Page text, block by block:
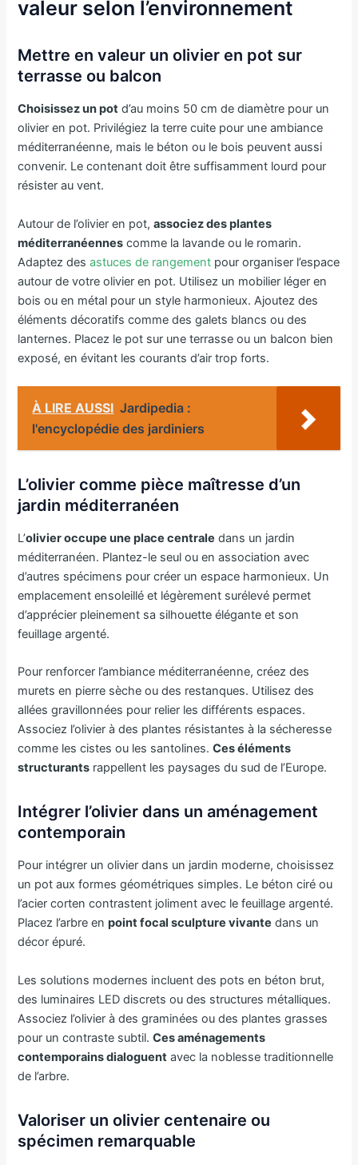
valeur selon l’environnement
Mettre en valeur un olivier en pot sur
terrasse ou balcon
Choisissez un pot d’au moins 50 cm de diamètre pour un
olivier en pot. Privilégiez la terre cuite pour une ambiance
méditerranéenne, mais le béton ou le bois peuvent aussi
convenir. Le contenant doit être suffisamment lourd pour
résister au vent.
Autour de l’olivier en pot,associez des plantes
méditerranéennes comme la lavande ou le romarin.
Adaptez desastuces de rangement pour organiser l’espace
autour de votre olivier en pot. Utilisez un mobilier léger en
bois ou en métal pour un style harmonieux. Ajoutez des
éléments décoratifs comme des galets blancs ou des
lanternes. Placez le pot sur une terrasse ou un balcon bien
exposé, en évitant les courants d’air trop forts.
À LIRE AUSSI Jardipedia :
l'encyclopédie des jardiniers
L’olivier comme pièce maîtresse d’un
jardin méditerranéen
L’olivier occupe une place centrale dans un jardin
méditerranéen. Plantez-le seul ou en association avec
d’autres spécimens pour créer un espace harmonieux. Un
emplacement ensoleillé et légèrement surélevé permet
d’apprécier pleinement sa silhouette élégante et son
feuillage argenté.
Pour renforcer l’ambiance méditerranéenne, créez des
murets en pierre sèche ou des restanques. Utilisez des
allées gravillonnées pour relier les différents espaces.
Associez l’olivier à des plantes résistantes à la sécheresse
comme les cistes ou les santolines.Ces éléments
structurants rappellent les paysages du sud de l’Europe.
Intégrer l’olivier dans un aménagement
contemporain
Pour intégrer un olivier dans un jardin moderne, choisissez
un pot aux formes géométriques simples. Le béton ciré ou
l’acier corten contrastent joliment avec le feuillage argenté.
Placez l’arbre enpoint focal sculpture vivante dans un
décor épuré.
Les solutions modernes incluent des pots en béton brut,
des luminaires LED discrets ou des structures métalliques.
Associez l’olivier à des graminées ou des plantes grasses
pour un contraste subtil.Ces aménagements
contemporains dialoguent avec la noblesse traditionnelle
de l’arbre.
Valoriser un olivier centenaire ou
spécimen remarquable